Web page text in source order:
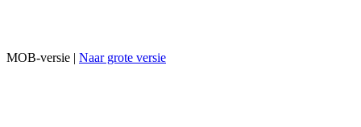
MOB-versie | Naar grote versie